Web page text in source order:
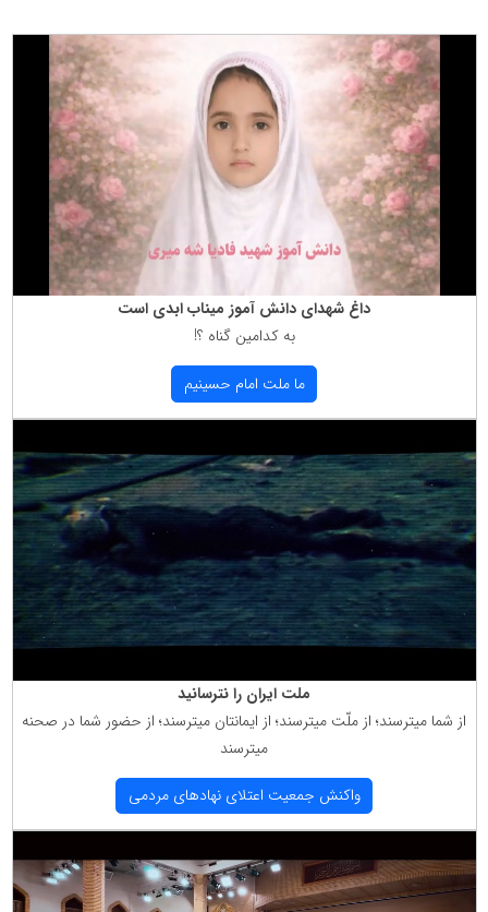
داغ شهدای دانش آموز میناب ابدی است
به كدامین گناه ؟!
ما ملت امام حسینیم
ملت ایران را نترسانید
از شما میترسند؛ از ملّت میترسند؛ از ایمانتان میترسند؛ از حضور شما در صحنه
میترسند
واكنش جمعیت اعتلای نهادهای مردمی